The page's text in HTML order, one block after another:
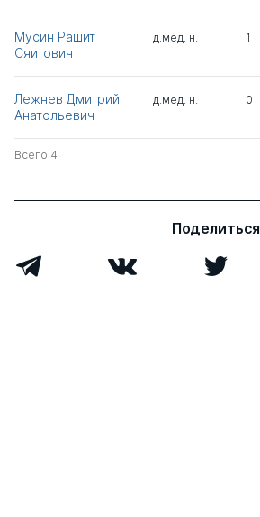
Мусин Рашит
Сяитович
д.мед. н. 1
Лежнев Дмитрий
Анатольевич
д.мед. н. 0
Всего 4
Поделиться